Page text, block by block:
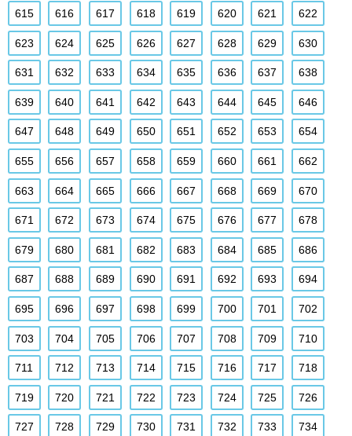
615 616 617 618 619 620 621 622
623 624 625 626 627 628 629 630
631 632 633 634 635 636 637 638
639 640 641 642 643 644 645 646
647 648 649 650 651 652 653 654
655 656 657 658 659 660 661 662
663 664 665 666 667 668 669 670
671 672 673 674 675 676 677 678
679 680 681 682 683 684 685 686
687 688 689 690 691 692 693 694
695 696 697 698 699 700 701 702
703 704 705 706 707 708 709 710
711 712 713 714 715 716 717 718
719 720 721 722 723 724 725 726
727 728 729 730 731 732 733 734